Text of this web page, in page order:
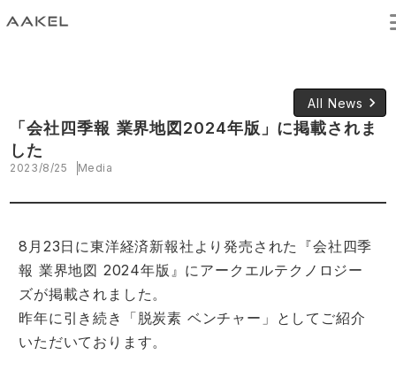
All News keyboard_arrow_right
「会社四季報 業界地図2024年版」に掲載されま
した
2023/8/25 Media
8月23日に東洋経済新報社より発売された『会社四季
報 業界地図 2024年版』にアークエルテクノロジー
ズが掲載されました。
昨年に引き続き「脱炭素 ベンチャー」としてご紹介
いただいております。